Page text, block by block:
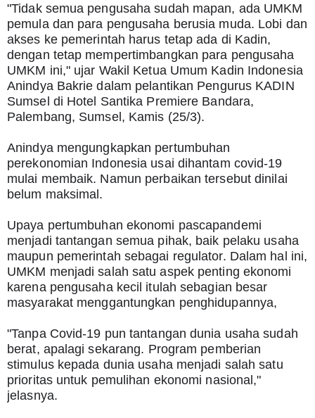
"Tidak semua pengusaha sudah mapan, ada UMKM
pemula dan para pengusaha berusia muda. Lobi dan
akses ke pemerintah harus tetap ada di Kadin,
dengan tetap mempertimbangkan para pengusaha
UMKM ini," ujar Wakil Ketua Umum Kadin Indonesia
Anindya Bakrie dalam pelantikan Pengurus KADIN
Sumsel di Hotel Santika Premiere Bandara,
Palembang, Sumsel, Kamis (25/3).
Anindya mengungkapkan pertumbuhan
perekonomian Indonesia usai dihantam covid-19
mulai membaik. Namun perbaikan tersebut dinilai
belum maksimal.
Upaya pertumbuhan ekonomi pascapandemi
menjadi tantangan semua pihak, baik pelaku usaha
maupun pemerintah sebagai regulator. Dalam hal ini,
UMKM menjadi salah satu aspek penting ekonomi
karena pengusaha kecil itulah sebagian besar
masyarakat menggantungkan penghidupannya,
"Tanpa Covid-19 pun tantangan dunia usaha sudah
berat, apalagi sekarang. Program pemberian
stimulus kepada dunia usaha menjadi salah satu
prioritas untuk pemulihan ekonomi nasional,"
jelasnya.